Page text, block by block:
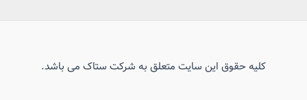
کلیه حقوق این سایت متعلق به شرکت ستاک می باشد.